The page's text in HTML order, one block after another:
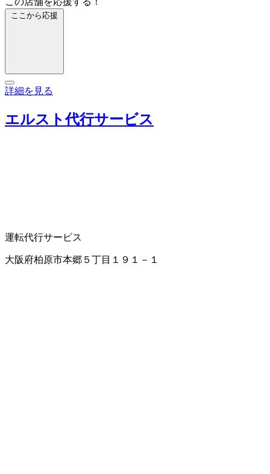
ここから応援
詳細を見る
エルスト代行サービス
運転代行サービス
大阪府柏原市本郷５丁目１９１－１